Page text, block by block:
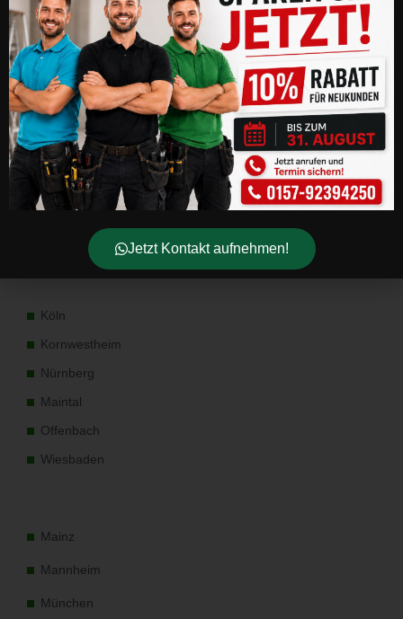
Frankfurt
Gelnhausen
Hanau
Heidelberg
Heilbronn
Leonberg
Ludwigsburg
Köln
Kornwestheim
Nürnberg
Maintal
Offenbach
Wiesbaden
Mainz
Mannheim
München
Jetzt Kontakt aufnehmen!